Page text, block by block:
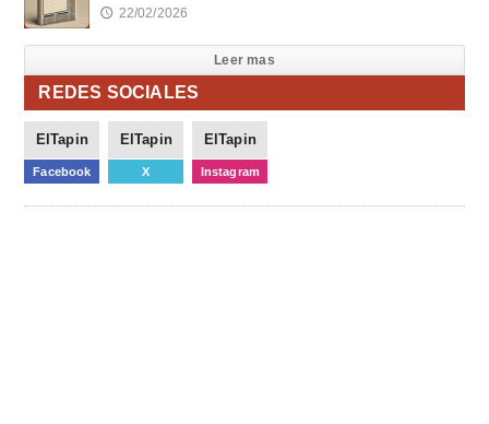
🕔 22/02/2026
Leer mas
REDES SOCIALES
ElTapin
Facebook
ElTapin
X
ElTapin
Instagram